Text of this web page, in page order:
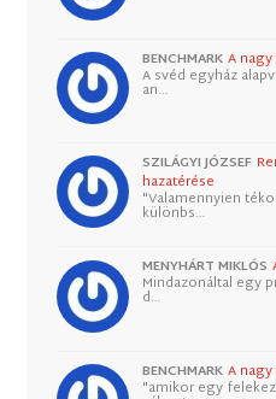
BENCHMARK A
A svéd egyház
an…
SZILÁGYI JÓZSEF
hazatérése
"Valamennyien
különbs…
MENYHÁRT MIKLÓS
Mindazonáltal egy
d…
BENCHMARK A
"amikor egy